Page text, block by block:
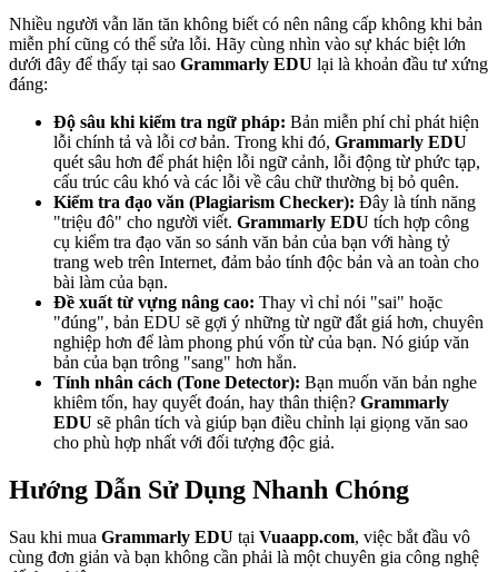
Nhiều người vẫn lăn tăn không biết có nên nâng cấp không khi bản
miễn phí cũng có thể sửa lỗi. Hãy cùng nhìn vào sự khác biệt lớn
dưới đây để thấy tại sao Grammarly EDU lại là khoản đầu tư xứng
đáng:
Độ sâu khi kiểm tra ngữ pháp: Bản miễn phí chỉ phát hiện
lỗi chính tả và lỗi cơ bản. Trong khi đó, Grammarly EDU
quét sâu hơn để phát hiện lỗi ngữ cảnh, lỗi động từ phức tạp,
cấu trúc câu khó và các lỗi về câu chữ thường bị bỏ quên.
Kiểm tra đạo văn (Plagiarism Checker): Đây là tính năng
"triệu đô" cho người viết. Grammarly EDU tích hợp công
cụ kiểm tra đạo văn so sánh văn bản của bạn với hàng tỷ
trang web trên Internet, đảm bảo tính độc bản và an toàn cho
bài làm của bạn.
Đề xuất từ vựng nâng cao: Thay vì chỉ nói "sai" hoặc
"đúng", bản EDU sẽ gợi ý những từ ngữ đắt giá hơn, chuyên
nghiệp hơn để làm phong phú vốn từ của bạn. Nó giúp văn
bản của bạn trông "sang" hơn hẳn.
Tính nhân cách (Tone Detector): Bạn muốn văn bản nghe
khiêm tốn, hay quyết đoán, hay thân thiện? Grammarly
EDU sẽ phân tích và giúp bạn điều chỉnh lại giọng văn sao
cho phù hợp nhất với đối tượng độc giả.
Hướng Dẫn Sử Dụng Nhanh Chóng
Sau khi mua Grammarly EDU tại Vuaapp.com, việc bắt đầu vô
cùng đơn giản và bạn không cần phải là một chuyên gia công nghệ